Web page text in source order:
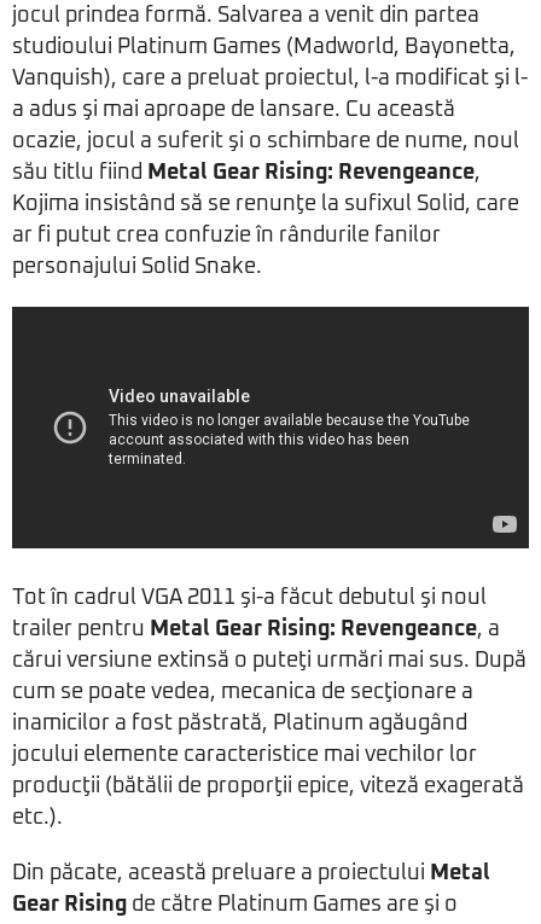
jocul prindea formă. Salvarea a venit din partea
studioului Platinum Games (Madworld, Bayonetta,
Vanquish), care a preluat proiectul, l-a modificat şi l-
a adus şi mai aproape de lansare. Cu această
ocazie, jocul a suferit şi o schimbare de nume, noul
său titlu fiind Metal Gear Rising: Revengeance,
Kojima insistând să se renunţe la sufixul Solid, care
ar fi putut crea confuzie în rândurile fanilor
personajului Solid Snake.
Tot în cadrul VGA 2011 şi-a făcut debutul şi noul
trailer pentru Metal Gear Rising: Revengeance, a
cărui versiune extinsă o puteţi urmări mai sus. După
cum se poate vedea, mecanica de secţionare a
inamicilor a fost păstrată, Platinum agăugând
jocului elemente caracteristice mai vechilor lor
producţii (bătălii de proporţii epice, viteză exagerată
etc.).
Din păcate, această preluare a proiectului Metal
Gear Rising de către Platinum Games are şi o